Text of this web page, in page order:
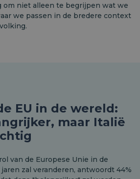
om niet alleen te begrijpen wat we
we passen in de bredere context
EU in de wereld:
maar Italië
van de Europese Unie in de
zal veranderen, antwoordt 44%